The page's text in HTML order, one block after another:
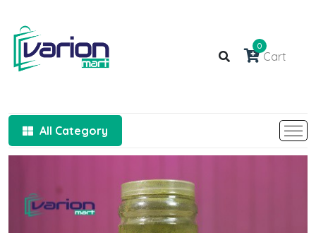
0
Cart
All Category